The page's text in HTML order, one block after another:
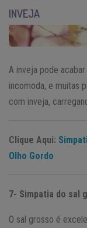
INVEJA
A inveja pode
incomoda, e muitas
com inveja,
Clique Aqui:
Olho Gordo
7- Simpatia do sal
O sal grosso é